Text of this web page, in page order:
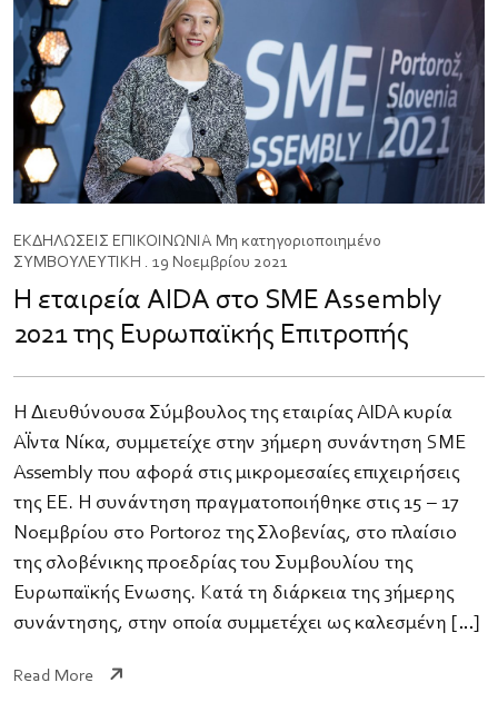
ΕΚΔΗΛΩΣΕΙΣ ΕΠΙΚΟΙΝΩΝΙΑ Μη κατηγοριοποιημένο
ΣΥΜΒΟΥΛΕΥΤΙΚΗ . 19 Νοεμβρίου 2021
Η εταιρεία AIDA στο SME Assembly
2021 της Ευρωπαϊκής Επιτροπής
H Διευθύνουσα Σύμβουλος της εταιρίας AIDA κυρία
Αΐντα Νίκα, συμμετείχε στην 3ήμερη συνάντηση SME
Assembly που αφορά στις μικρομεσαίες επιχειρήσεις
της ΕΕ. Η συνάντηση πραγματοποιήθηκε στις 15 – 17
Νοεμβρίου στο Portoroz της Σλοβενίας, στο πλαίσιο
της σλοβένικης προεδρίας του Συμβουλίου της
Ευρωπαϊκής Ένωσης. Κατά τη διάρκεια της 3ήμερης
συνάντησης, στην οποία συμμετέχει ως καλεσμένη […]
Read More